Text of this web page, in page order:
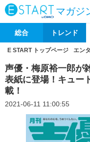
マガジ
総合 トレンド
E START トップページ エン
声優・梅原裕一郎が
表紙に登場！キュー
載！
2021-06-11 11:00:55